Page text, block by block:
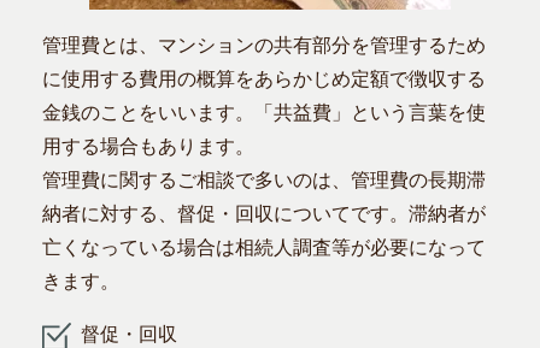
管理費とは、マンションの共有部分を管理するため
に使用する費用の概算をあらかじめ定額で徴収する
金銭のことをいいます。「共益費」という言葉を使
用する場合もあります。
管理費に関するご相談で多いのは、管理費の長期滞
納者に対する、督促・回収についてです。滞納者が
亡くなっている場合は相続人調査等が必要になって
きます。
督促・回収